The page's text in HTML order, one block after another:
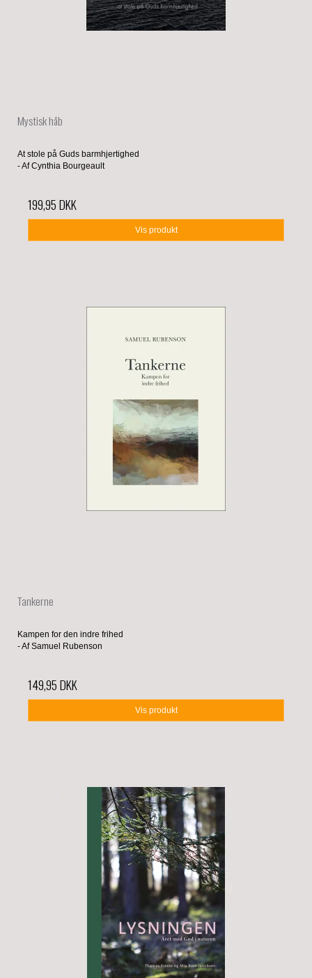
Mystisk håb
At stole på Guds barmhjertighed
- Af Cynthia Bourgeault
199,95 DKK
Vis produkt
Tankerne
Kampen for den indre frihed
- Af Samuel Rubenson
149,95 DKK
Vis produkt